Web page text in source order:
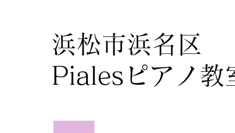
浜松市浜名区
Pialesピアノ教